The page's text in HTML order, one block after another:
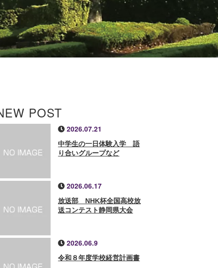
POST
2026.07.21
中学生の一日体験入学 語
り合いグループなど
2026.06.17
放送部 NHK杯全国高校放
送コンテスト静岡県大会
2026.06.9
令和８年度学校経営計画書